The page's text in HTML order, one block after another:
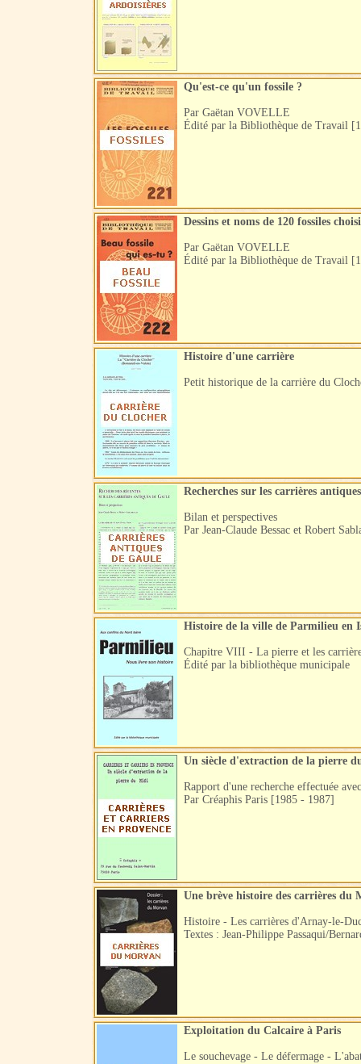
Qu'est-ce qu'un fossile ?
Par Gaëtan VOVELLE
Édité par la Bibliothèque de Travail
Dessins et noms de 120 fossiles
Par Gaëtan VOVELLE
Édité par la Bibliothèque de Travail
Histoire d'une carrière
Petit historique de la carrière du
Recherches sur les carrières antiques
Bilan et perspectives
Par Jean-Claude Bessac et Robert
Histoire de la ville de Parmilieu en
Chapitre VIII - La pierre et les
Édité par la bibliothèque municipale
Un siècle d'extraction de la pierre
Rapport d'une recherche effectuée
Par Créaphis Paris [1985 - 1987]
Une brève histoire des carrières du
Histoire - Les carrières d'Arnay-le-
Textes : Jean-Philippe Passaqui/
Exploitation du Calcaire à Paris
Le souchevage - Le défermage -